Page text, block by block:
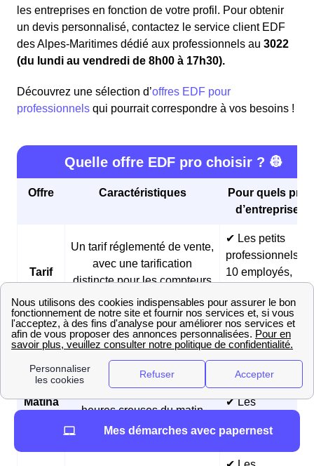
les entreprises en fonction de votre profil. Pour obtenir
un devis personnalisé, contactez le service client EDF
des Alpes-Maritimes dédié aux professionnels au 3022
(du lundi au vendredi de 8h00 à 17h30).
Découvrez une sélection d’offres EDF pour
professionnels qui pourrait correspondre à vos besoins !
Quelle offre EDF pro choisir ? 👷
Offre Caractéristiques
Pour quels
d’entreprises
Tarif
Un tarif réglementé de vente,
avec une tarification
distincte pour les compteurs
de moins de 36 kVA et ceux
de plus de 36 kVA
✔ Les petits
professionnels (<
10 employés,
annuel < 2
d’euros)
Offre
Matina
Des prix fixes sur 3 ans et
heures creuses du matin
✔ Les
et les pâtisseries
✔ Les fermes
✔ Les
matinaux
Mes démarches avec papernest